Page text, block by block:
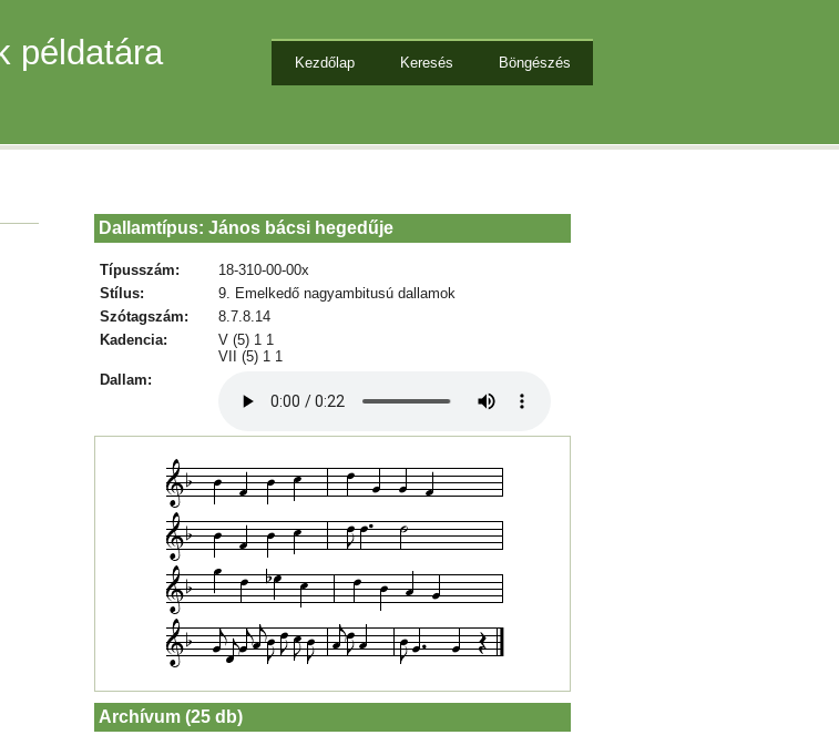
példatára Kezdőlap Keresés Böngészés
Dallamtípus: János bácsi hegedűje
Típusszám:
18-310-00-00x
Stílus:
9. Emelkedő nagyambitusú dallamok
Szótagszám:
8.7.8.14
Kadencia:
V (5) 1 1
VII (5) 1 1
Dallam:
Archívum (25 db)